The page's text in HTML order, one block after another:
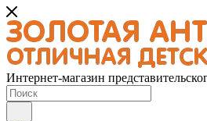
Интернет-магазин